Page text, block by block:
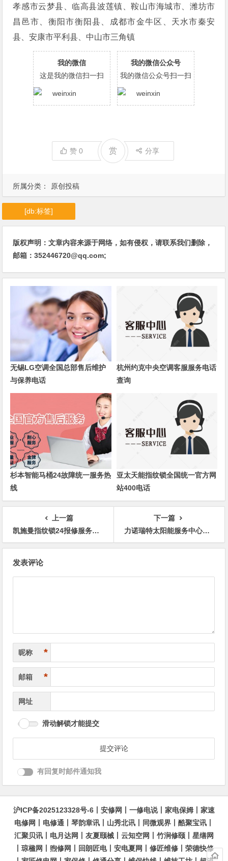
所属分类： 原创投稿
孝感市云梦县、临高县波莲镇、鞍山市海城市、潍坊市
昌邑市、衡阳市衡阳县、成都市金牛区、天水市秦安
县、安康市平利县、中山市三角镇
我的微信
这是我的微信扫一扫
我的微信公众号
我的微信公众号扫一扫
赞0 赏 分享
[db:标签]
版权声明：文章内容来源于网络，如有侵权，请联系我们删除，
邮箱：352446720@qq.com;
无锡LG空调全国总部售后维护
与保养电话
杭州约克中央空调客服服务电话
查询
杉本智能马桶24故障统一服务热
线
亚太天能指纹锁全国统一官方网
站400电话
上一篇
凯施曼指纹锁24报修服务热线
下一篇
力诺瑞特太阳能服务中心全国统一客服热线
发表评论
昵称 *
邮箱 *
网址
滑动解锁才能提交
有回复时邮件通知我
沪ICP备2025123328号-6 安修网 一修电说丨 家电保姆
家速
电修网
电修通 琴韵章讯 山秀北讯 同微观界 酷聚宝讯
汇聚贝讯
电月达网 友夏颐械 云知空网 竹涧修颐
星缮网
琼楹网 煦修网 回朗匠电丨 安电夏网 修匠维修
荣德快修